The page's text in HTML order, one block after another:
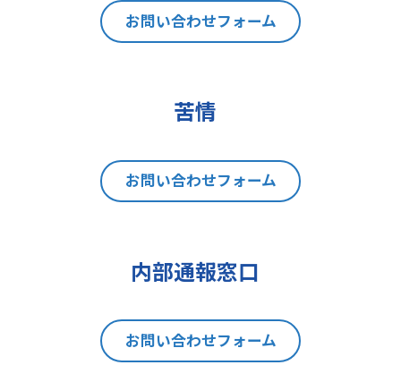
利を有します。
(1)取扱いの制限を要求する権利
(4)同意を撤回する権利
(5)GDPRの監督機関に不服を申し立
8 個人情報提出の任意性及び当該
情報を与えなかった場合に本人に生
にあたり、貴方の同意を得た場合に
す。但し、貴方の同意が頂けない場
合は、お問い合わせの回答、当社の
製品・サービスのご案内や当社が独
お問い合わせフォーム
苦情
お問い合わせフォーム
内部通報窓口
お問い合わせフォーム